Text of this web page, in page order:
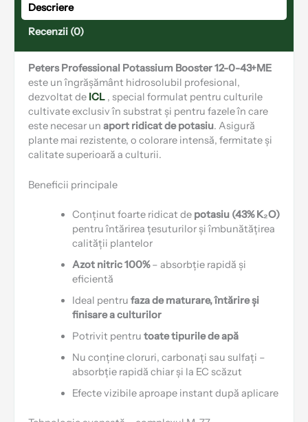
Descriere
Recenzii (0)
Peters Professional Potassium Booster 12-0-43+ME
este un îngrășământ hidrosolubil profesional,
dezvoltat de ICL , special formulat pentru culturile
cultivate exclusiv în substrat și pentru fazele în care
este necesar un aport ridicat de potasiu. Asigură
plante mai rezistente, o colorare intensă, fermitate și
calitate superioară a culturii.
Beneficii principale
Conținut foarte ridicat de potasiu (43% K₂O)
pentru întărirea țesuturilor și îmbunătățirea
calității plantelor
Azot nitric 100%– absorbție rapidă și
eficientă
Ideal pentru faza de maturare, întărire și
finisare a culturilor
Potrivit pentru toate tipurile de apă
Nu conține cloruri, carbonați sau sulfați –
absorbție rapidă chiar și la EC scăzut
Efecte vizibile aproape instant după aplicare